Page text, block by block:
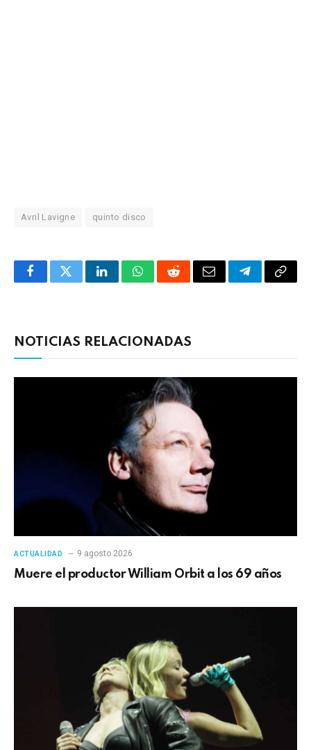
Avril Lavigne quinto disco
FacebookTwitterLinkedInWhatsAppRedditCorreoTelegrama
NOTICIAS RELACIONADAS
ACTUALIDAD 9 agosto 2026
Muere el productor William Orbit a los 69 años